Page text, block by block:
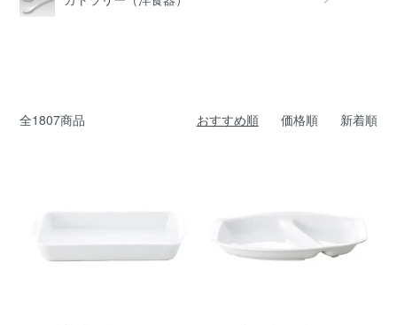
全1807商品 おすすめ順 価格順 新着順